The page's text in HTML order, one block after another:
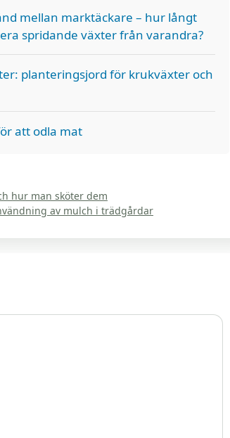
mellan marktäckare – hur långt
spridande växter från varandra?
planteringsjord för krukväxter och
att odla mat
hur man sköter dem
av mulch i trädgårdar